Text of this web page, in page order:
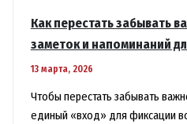
Как перестать забывать
заметок и напоминаний
13 марта, 2026
Чтобы перестать забывать
единый «вход» для фиксации